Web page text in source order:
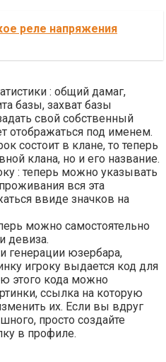
реле напряжения
: общий дамаг,
базы, захват базы
свой собственный
отображаться под именем.
состоит в клане, то теперь
клана, но и его название.
: теперь можно указывать
вся эта
ввиде значков на
можно самостоятельно
девиза.
генерации юзербара,
игроку выдается код для
этого кода можно
ссылка на которую
их. Если вы вдруг
просто создайте
в профиле.